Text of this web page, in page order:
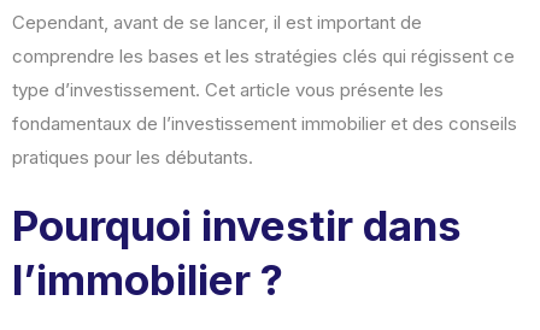
Cependant, avant de se lancer, il est important de
comprendre les bases et les stratégies clés qui régissent ce
type d’investissement. Cet article vous présente les
fondamentaux de l’investissement immobilier et des conseils
pratiques pour les débutants.
Pourquoi investir dans
l’immobilier ?